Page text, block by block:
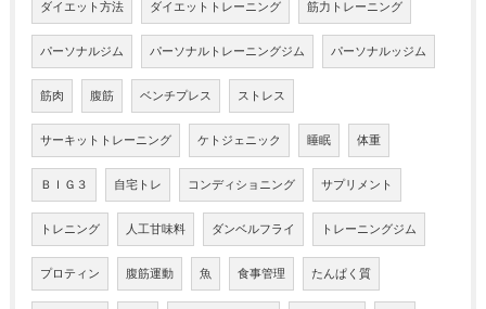
ダイエット方法 ダイエットトレーニング 筋力トレーニング
パーソナルジム パーソナルトレーニングジム パーソナルッジム
筋肉 腹筋 ベンチプレス ストレス
サーキットトレーニング ケトジェニック 睡眠 体重
ＢＩＧ３ 自宅トレ コンディショニング サプリメント
トレニング 人工甘味料 ダンベルフライ トレーニングジム
プロティン 腹筋運動 魚 食事管理 たんぱく質